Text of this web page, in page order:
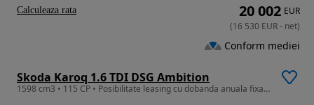
Skoda Karoq 1.6 TDI DSG Ambition
1598 cm3 • 115 CP • Posibilitate leasing cu dobanda anuala fixa de 3.7%
20 002 EUR
(16 530 EUR- net)
Conform mediei
Calculeaza rata